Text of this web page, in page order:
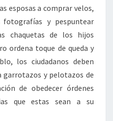
esposas a comprar velos,
y pespuntear
chaquetas de los hijos
ordena toque de queda y
los ciudadanos deben
garrotazos y pelotazos de
de obedecer órdenes
que estas sean a su